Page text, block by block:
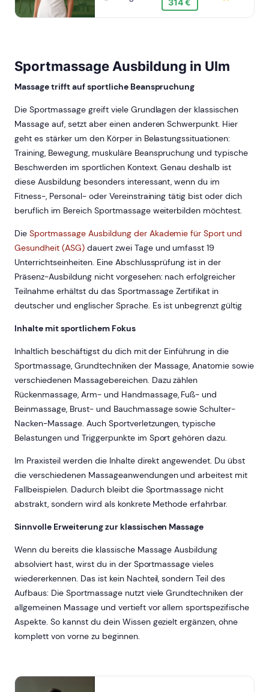
Sportmassage Ausbildung in Ulm
Massage trifft auf sportliche Beanspruchung
Die Sportmassage greift viele Grundlagen der klassischen
Massage auf, setzt aber einen anderen Schwerpunkt. Hier
geht es stärker um den Körper in Belastungssituationen:
Training, Bewegung, muskuläre Beanspruchung und typische
Beschwerden im sportlichen Kontext. Genau deshalb ist
diese Ausbildung besonders interessant, wenn du im
Fitness-, Personal- oder Vereinstraining tätig bist oder dich
beruflich im Bereich Sportmassage weiterbilden möchtest.
Die Sportmassage Ausbildung der Akademie für Sport und
Gesundheit (ASG)dauert zwei Tage und umfasst 19
Unterrichtseinheiten. Eine Abschlussprüfung ist in der
Präsenz-Ausbildung nicht vorgesehen: nach erfolgreicher
Teilnahme erhältst du das Sportmassage Zertifikat in
deutscher und englischer Sprache. Es ist unbegrenzt gültig
Inhalte mit sportlichem Fokus
Inhaltlich beschäftigst du dich mit der Einführung in die
Sportmassage, Grundtechniken der Massage, Anatomie sowie
verschiedenen Massagebereichen. Dazu zählen
Rückenmassage, Arm- und Handmassage, Fuß- und
Beinmassage, Brust- und Bauchmassage sowie Schulter-
Nacken-Massage. Auch Sportverletzungen, typische
Belastungen und Triggerpunkte im Sport gehören dazu.
Im Praxisteil werden die Inhalte direkt angewendet. Du übst
die verschiedenen Massageanwendungen und arbeitest mit
Fallbeispielen. Dadurch bleibt die Sportmassage nicht
abstrakt, sondern wird als konkrete Methode erfahrbar.
Sinnvolle Erweiterung zur klassischen Massage
Wenn du bereits die klassische Massage Ausbildung
absolviert hast, wirst du in der Sportmassage vieles
wiedererkennen. Das ist kein Nachteil, sondern Teil des
Aufbaus: Die Sportmassage nutzt viele Grundtechniken der
allgemeinen Massage und vertieft vor allem sportspezifische
Aspekte. So kannst du dein Wissen gezielt ergänzen, ohne
komplett von vorne zu beginnen.